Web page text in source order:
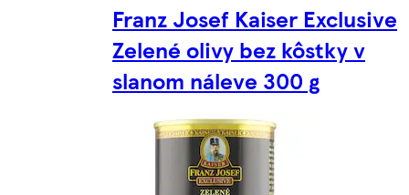
Franz Josef Kaiser Exclusive
Zelené olivy bez kôstky v
slanom náleve 300 g